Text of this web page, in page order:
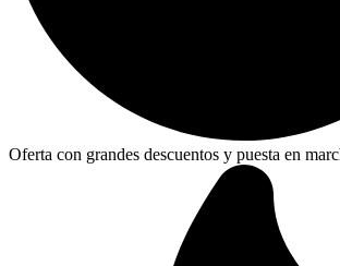
Oferta con grandes descuentos y puesta en